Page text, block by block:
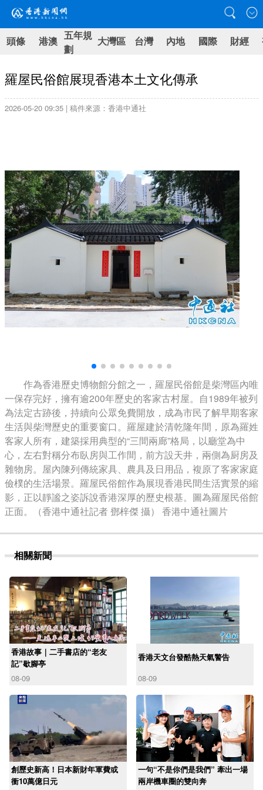
頭條 港澳 五年規
劃
大灣區 台灣 內地 國際 財經
羅屋民俗館展現香港本土文化傳承
2026-05-20 09:35 | 稿件來源：香港中通社
作為香港歷史博物館分館之一，羅屋民俗館是柴灣區內唯
一保存完好，擁有逾200年歷史的客家古村屋。自1989年被列
為法定古跡後，持續向公眾免費開放，成為市民了解早期客家
生活與柴灣歷史的重要窗口。羅屋建於清乾隆年間，原為羅姓
客家人所有，建築採用典型的“三間兩廊”格局，以廳堂為中
心，左右對稱分布臥房與工作間，前方設天井，兩側為厨房及
雜物房。屋內陳列傳統家具、農具及日用品，複原了客家家庭
儉樸的生活場景。羅屋民俗館作為展現香港民間生活實景的縮
影，正以靜謐之姿訴說香港深厚的歷史根基。圖為羅屋民俗館
正面。（香港中通社記者 鄧梓傑 攝） 香港中通社圖片
相關新聞
香港故事｜二手書店的“老友
記”歇腳亭
08-09
香港天文台發酷熱天氣警告
08-09
創歷史新高！日本新財年軍費或
衝10萬億日元
一句“不是你們是我們” 牽出一場
兩岸機車圈的雙向奔